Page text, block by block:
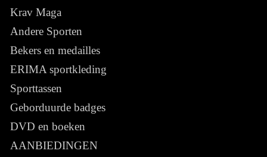
Krav Maga
Andere Sporten
Bekers en medailles
ERIMA sportkleding
Sporttassen
Geborduurde badges
DVD en boeken
AANBIEDINGEN